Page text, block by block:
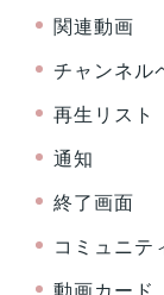
関連動画
チャンネル
再生リスト
通知
終了画面
コミュニテ
動画カード